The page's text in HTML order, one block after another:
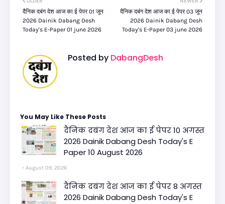
दैनिक दबंग देश आज का ई पेपर 03 जून
2026 Dainik Dabang Desh
Today's E-Paper 03 june 2026
दैनिक दबंग देश आज का ई पेपर 01 जून
2026 Dainik Dabang Desh
Today's E-Paper 01 june 2026
Posted by DabangDesh
You May Like These Posts
दैनिक दबंग देश आज का ई पेपर 10 अगस्त
2026 Dainik Dabang Desh Today's E
Paper 10 August 2026
August 09, 2026
दैनिक दबंग देश आज का ई पेपर 8 अगस्त
2026 Dainik Dabang Desh Today's E